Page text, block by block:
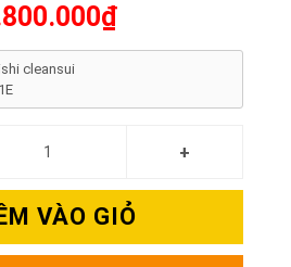
cleansui
VÀO GIỎ